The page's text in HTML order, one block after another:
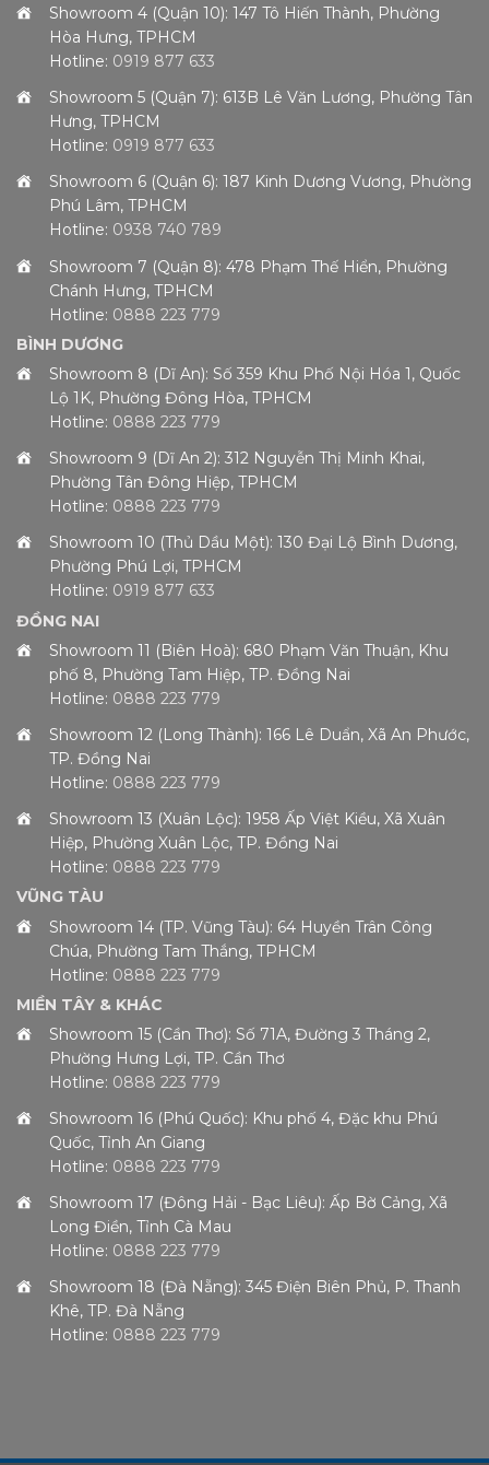
Showroom 4 (Quận 10): 147 Tô Hiến Thành, Phường
Hòa Hưng, TPHCM
Hotline: 0919 877 633
Showroom 5 (Quận 7): 613B Lê Văn Lương, Phường Tân
Hưng, TPHCM
Hotline: 0919 877 633
Showroom 6 (Quận 6): 187 Kinh Dương Vương, Phường
Phú Lâm, TPHCM
Hotline: 0938 740 789
Showroom 7 (Quận 8): 478 Phạm Thế Hiển, Phường
Chánh Hưng, TPHCM
Hotline: 0888 223 779
BÌNH DƯƠNG
Showroom 8 (Dĩ An): Số 359 Khu Phố Nội Hóa 1, Quốc
Lộ 1K, Phường Đông Hòa, TPHCM
Hotline: 0888 223 779
Showroom 9 (Dĩ An 2): 312 Nguyễn Thị Minh Khai,
Phường Tân Đông Hiệp, TPHCM
Hotline: 0888 223 779
Showroom 10 (Thủ Dầu Một): 130 Đại Lộ Bình Dương,
Phường Phú Lợi, TPHCM
Hotline: 0919 877 633
ĐỒNG NAI
Showroom 11 (Biên Hoà): 680 Phạm Văn Thuận, Khu
phố 8, Phường Tam Hiệp, TP. Đồng Nai
Hotline: 0888 223 779
Showroom 12 (Long Thành): 166 Lê Duẩn, Xã An Phước,
TP. Đồng Nai
Hotline: 0888 223 779
Showroom 13 (Xuân Lộc): 1958 Ấp Việt Kiều, Xã Xuân
Hiệp, Phường Xuân Lộc, TP. Đồng Nai
Hotline: 0888 223 779
VŨNG TÀU
Showroom 14 (TP. Vũng Tàu): 64 Huyền Trân Công
Chúa, Phường Tam Thắng, TPHCM
Hotline: 0888 223 779
MIỀN TÂY & KHÁC
Showroom 15 (Cần Thơ): Số 71A, Đường 3 Tháng 2,
Phường Hưng Lợi, TP. Cần Thơ
Hotline: 0888 223 779
Showroom 16 (Phú Quốc): Khu phố 4, Đặc khu Phú
Quốc, Tỉnh An Giang
Hotline: 0888 223 779
Showroom 17 (Đông Hải - Bạc Liêu): Ấp Bờ Cảng, Xã
Long Điền, Tỉnh Cà Mau
Hotline: 0888 223 779
Showroom 18 (Đà Nẵng): 345 Điện Biên Phủ, P. Thanh
Khê, TP. Đà Nẵng
Hotline: 0888 223 779